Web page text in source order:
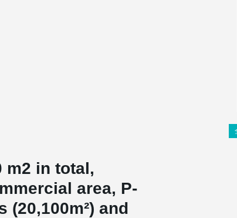
m2 in total,
area, P-
(20,100m²) and